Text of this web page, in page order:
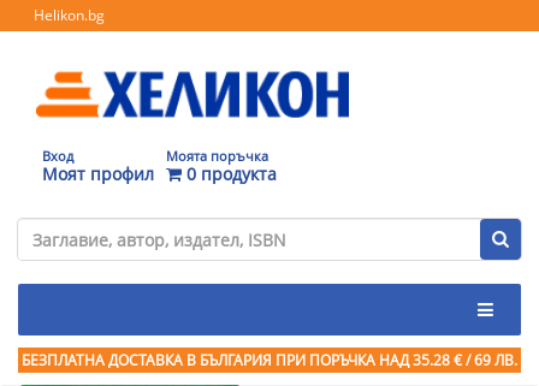
Helikon.bg
Вход
Моят профил
Моята поръчка
0 продукта
БЕЗПЛАТНА ДОСТАВКА В БЪЛГАРИЯ ПРИ ПОРЪЧКА НАД 35.28 € / 69 ЛВ.